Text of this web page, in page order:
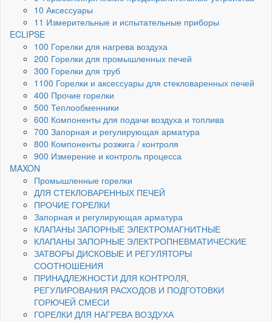
10 Аксессуары
11 Измерительные и испытательные приборы
ECLIPSE
100 Горелки для нагрева воздуха
200 Горелки для промышленных печей
300 Горелки для труб
1100 Горелки и аксессуары для стекловаренных печей
400 Прочие горелки
500 Теплообменники
600 Компоненты для подачи воздуха и топлива
700 Запорная и регулирующая арматура
800 Компоненты розжига / контроля
900 Измерение и контроль процесса
MAXON
Промышленные горелки
ДЛЯ СТЕКЛОВАРЕННЫХ ПЕЧЕЙ
ПРОЧИЕ ГОРЕЛКИ
Запорная и регулирующая арматура
КЛАПАНЫ ЗАПОРНЫЕ ЭЛЕКТРОМАГНИТНЫЕ
КЛАПАНЫ ЗАПОРНЫЕ ЭЛЕКТРОПНЕВМАТИЧЕСКИЕ
ЗАТВОРЫ ДИСКОВЫЕ И РЕГУЛЯТОРЫ
СООТНОШЕНИЯ
ПРИНАДЛЕЖНОСТИ ДЛЯ КОНТРОЛЯ,
РЕГУЛИРОВАНИЯ РАСХОДОВ И ПОДГОТОВКИ
ГОРЮЧЕЙ СМЕСИ
ГОРЕЛКИ ДЛЯ НАГРЕВА ВОЗДУХА